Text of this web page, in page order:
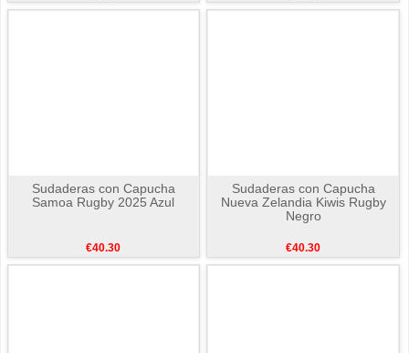
Sudaderas con Capucha
Samoa Rugby 2025 Azul
€40.30
Sudaderas con Capucha
Nueva Zelandia Kiwis Rugby
Negro
€40.30